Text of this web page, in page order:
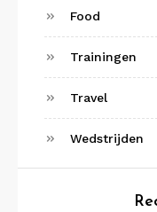
Food
Trainingen
Travel
Wedstrijden